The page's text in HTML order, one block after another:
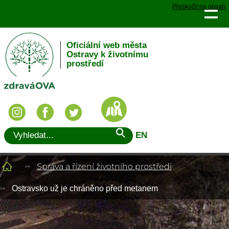
Přeskočit na obsah
Oficiální web města
Ostravy k životnímu
prostředí
EN
Správa a řízení životního prostředí
Ostravsko už je chráněno před metanem